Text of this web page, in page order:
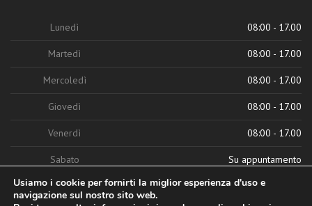
Lunedì 08:00 - 17.00
Martedì 08:00 - 17.00
Mercoledì 08:00 - 17.00
Giovedì 08:00 - 17.00
Venerdì 08:00 - 17.00
Sabato Su appuntamento
Usiamo i cookie per fornirti la miglior esperienza d'uso e
navigazione sul nostro sito web.